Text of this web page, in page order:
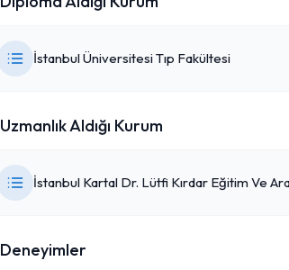
İstanbul Üniversitesi Tıp Fakültesi
Uzmanlık Aldığı Kurum
İstanbul Kartal Dr. Lütfi Kırdar Eğitim Ve
Deneyimler